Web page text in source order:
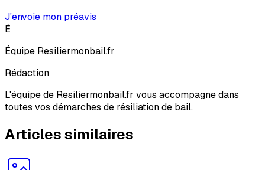
J'envoie mon préavis
É
Équipe Resiliermonbail.fr
Rédaction
L'équipe de Resiliermonbail.fr vous accompagne dans
toutes vos démarches de résiliation de bail.
Articles similaires